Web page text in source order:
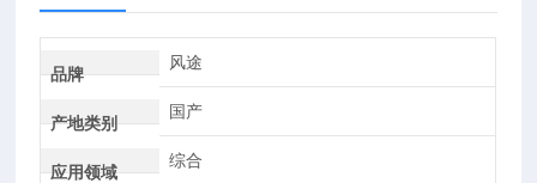
品牌
风途
产地类别
国产
应用领域
综合